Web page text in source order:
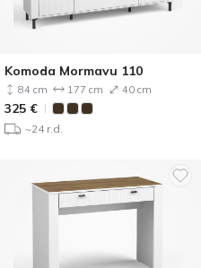
Komoda Mormavu 110
84 cm 177 cm 40 cm
325 €
~24 r.d.